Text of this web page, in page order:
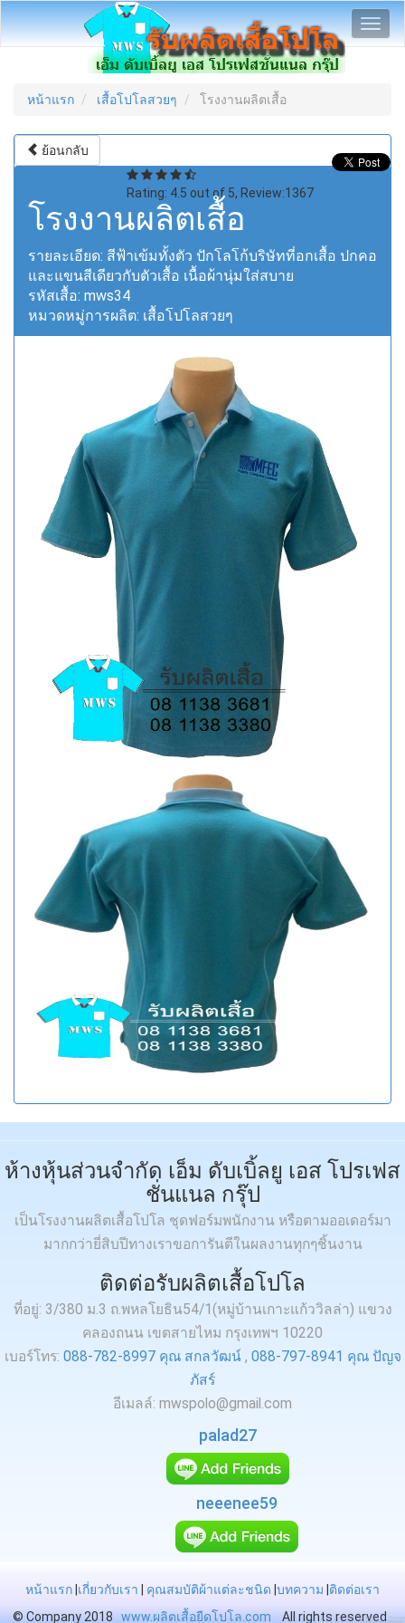
หน้าแรก เสื้อโปโลสวยๆ โรงงานผลิตเสื้อ
ย้อนกลับ
Rating: 4.5 out of 5, Review:1367
โรงงานผลิตเสื้อ
รายละเอียด: สีฟ้าเข้มทั้งตัว ปักโลโก้บริษัทที่อกเสื้อ ปกคอ
และแขนสีเดียวกับตัวเสื้อ เนื้อผ้านุ่มใส่สบาย
รหัสเสื้อ: mws34
หมวดหมู่การผลิต: เสื้อโปโลสวยๆ
ห้างหุ้นส่วนจำกัด เอ็ม ดับเบิ้ลยู เอส โปรเฟส
ชั่นแนล กรุ๊ป
เป็นโรงงานผลิตเสื้อโปโล ชุดฟอร์มพนักงาน หรือตามออเดอร์มา
มากกว่ายี่สิบปีทางเราขอการันตีในผลงานทุกๆชิ้นงาน
ติดต่อรับผลิตเสื้อโปโล
ที่อยู่: 3/380 ม.3 ถ.พหลโยธิน54/1(หมู่บ้านเกาะแก้ววิลล่า) แขวง
คลองถนน เขตสายไหม กรุงเทพฯ 10220
เบอร์โทร: 088-782-8997 คุณ สกลวัฒน์ , 088-797-8941 คุณ ปัญจ
ภัสร์
อีเมลล์: mwspolo@gmail.com
palad27
neeenee59
หน้าแรก เกี่ยวกับเรา คุณสมบัติผ้าแต่ละชนิด บทความ ติดต่อเรา
© Company 2018 www.ผลิตเสื้อยืดโปโล.com All rights reserved